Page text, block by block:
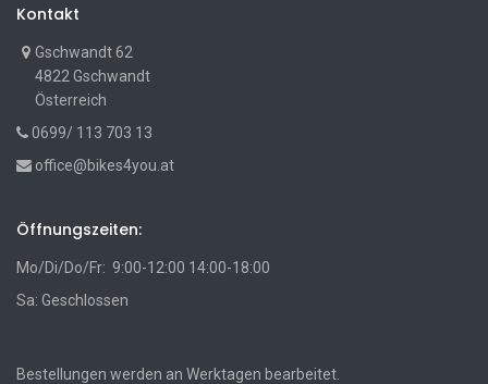
Kontakt
Gschwandt 62
4822 Gschwandt
Österreich
0699/ 113 703 13
office@bikes4you.at
Öffnungszeiten:
Mo/Di/Do/Fr: 9:00-12:00 14:00-18:00
Sa: Geschlossen
Bestellungen werden an Werktagen bearbeitet.